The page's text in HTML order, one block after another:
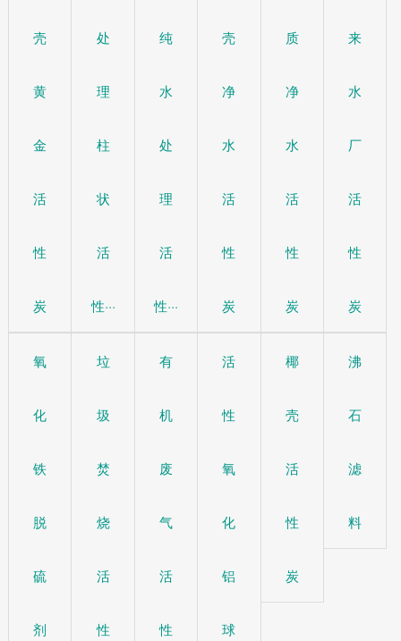
壳
黄
金
活
性
炭
处
理
柱
状
活
性···
纯
水
处
理
活
性···
壳
净
水
活
性
炭
质
净
水
活
性
炭
来
水
厂
活
性
炭
氧
化
铁
脱
硫
剂
垃
圾
焚
烧
活
性
有
机
废
气
活
性
活
性
氧
化
铝
球
椰
壳
活
性
炭
沸
石
滤
料